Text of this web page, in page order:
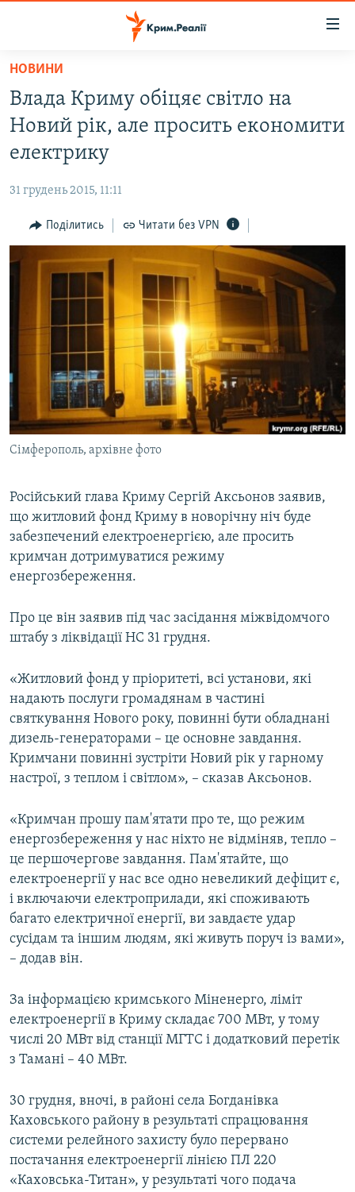
Перейти
основного
матеріалу
до
основної
навігації
Перейти
до
пошуку
ВОДА.КРИМ
ВІДЕО ТА ФОТО
БЛОГИ
ПОГЛЯД
ІНТЕРВ'Ю
ВІДЕОУРОКИ «ELIFBE»
СВІДЧЕННЯ ОКУПАЦІЇ
УКРАЇНСЬКА ПРОБЛЕМА КРИМУ
ІНФОГРАФІКА
ЯК ОБІЙТИ БЛОКУВАННЯ
Русский
Qırımtatar
ДОЛУЧАЙСЯ!
Усі сайти RFE/RL
НОВИНИ
Влада Криму обіцяє світло на
Новий рік, але просить економити
електрику
31 грудень 2015, 11:11
Поділитись Читати без VPN
Сімферополь, архівне фото
Російський глава Криму Сергій Аксьонов заявив,
що житловий фонд Криму в новорічну ніч буде
забезпечений електроенергією, але просить
кримчан дотримуватися режиму
енергозбереження.
Про це він заявив під час засідання міжвідомчого
штабу з ліквідації НС 31 грудня.
«Житловий фонд у пріоритеті, всі установи, які
надають послуги громадянам в частині
святкування Нового року, повинні бути обладнані
дизель-генераторами – це основне завдання.
Кримчани повинні зустріти Новий рік у гарному
настрої, з теплом і світлом», – сказав Аксьонов.
«Кримчан прошу пам'ятати про те, що режим
енергозбереження у нас ніхто не відміняв, тепло –
це першочергове завдання. Пам'ятайте, що
електроенергії у нас все одно невеликий дефіцит є,
і включаючи електроприлади, які споживають
багато електричної енергії, ви завдаєте удар
сусідам та іншим людям, які живуть поруч із вами»,
– додав він.
За інформацією кримського Міненерго, ліміт
електроенергії в Криму складає 700 МВт, у тому
числі 20 МВт від станції МГТС і додатковий перетік
з Тамані – 40 МВт.
30 грудня, вночі, в районі села Богданівка
Каховського району в результаті спрацювання
системи релейного захисту було перервано
постачання електроенергії лінією ПЛ 220
«Каховська-Титан», у результаті чого подача